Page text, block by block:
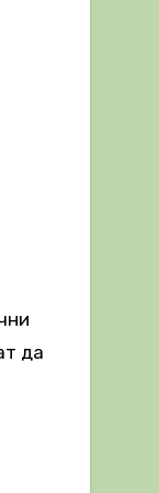
да